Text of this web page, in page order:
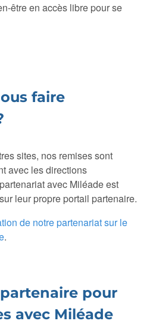
être en accès libre pour se
faire
sites, nos remises sont
avec les directions
avec Miléade est
leur propre portail partenaire.
de notre partenariat sur le
.
pour
avec Miléade